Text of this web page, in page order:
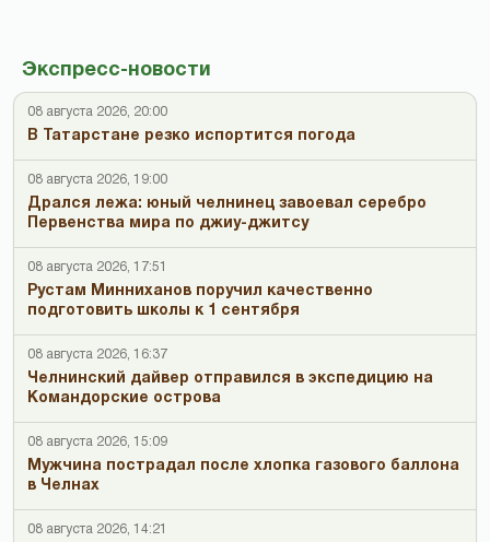
Экспресс-новости
08 августа 2026, 20:00
В Татарстане резко испортится погода
08 августа 2026, 19:00
Дрался лежа: юный челнинец завоевал серебро
Первенства мира по джиу-джитсу
08 августа 2026, 17:51
Рустам Минниханов поручил качественно
подготовить школы к 1 сентября
08 августа 2026, 16:37
Челнинский дайвер отправился в экспедицию на
Командорские острова
08 августа 2026, 15:09
Мужчина пострадал после хлопка газового баллона
в Челнах
08 августа 2026, 14:21